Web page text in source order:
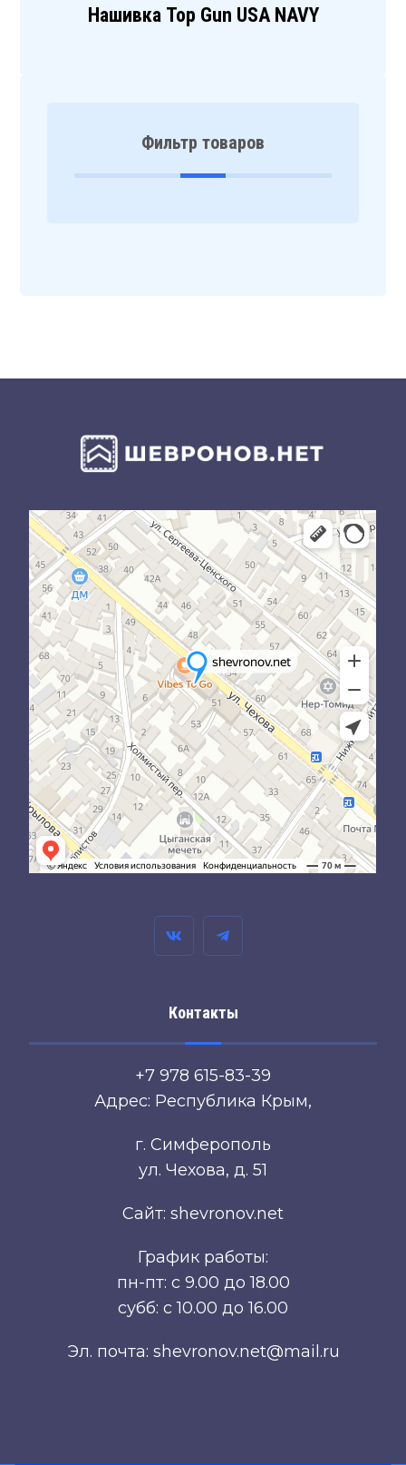
Нашивка Top Gun USA NAVY
Фильтр товаров
Контакты
+7 978 615-83-39
Адрес: Республика Крым,
г. Симферополь
ул. Чехова, д. 51
Сайт: shevronov.net
График работы:
пн-пт: с 9.00 до 18.00
субб: с 10.00 до 16.00
Эл. почта: shevronov.net@mail.ru